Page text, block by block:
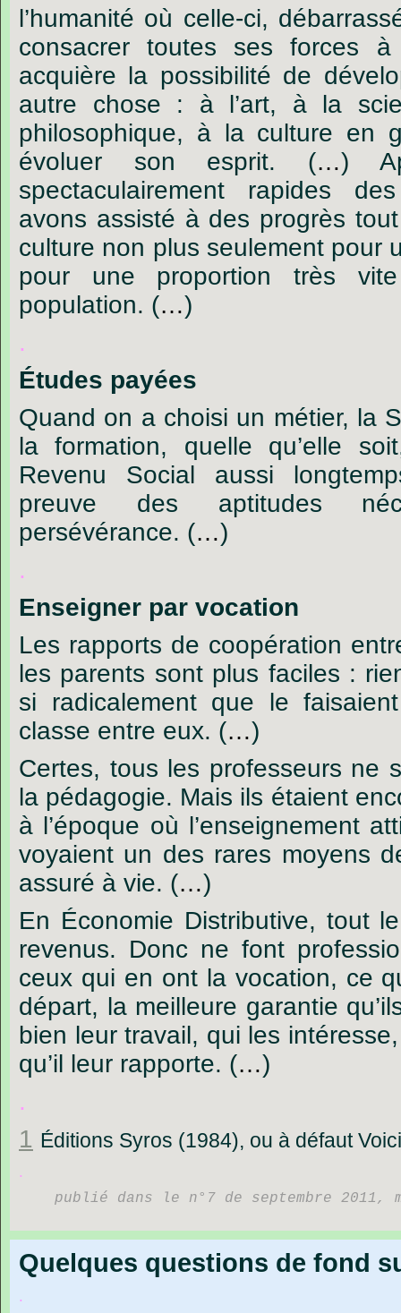
l’humanité où celle-ci,
consacrer
toutes ses forces
à
acquière la possibilité de
autre
chose : à l’art, à la
philosophique, à la culture en
évoluer
son esprit. (…)
spectaculairement
rapides
des
avons assisté à des progrès tout
culture non plus seulement pour
pour
une proportion très
vite
population. (…)
.
Études payées
Quand on a choisi un métier, la
la formation, quelle qu’elle
Revenu
Social aussi
preuve
des aptitudes
persévérance. (…)
.
Enseigner par vocation
Les rapports de coopération
les parents sont plus faciles :
si
radicalement que le faisaient
classe entre eux. (…)
Certes, tous les professeurs ne
la pédagogie. Mais ils étaient
à l’époque où l’enseignement
voyaient un des rares moyens
assuré à vie. (…)
En Économie Distributive, tout le
revenus. Donc ne font
ceux qui en ont la vocation, ce
départ, la meilleure garantie
bien leur travail, qui les intéresse,
qu’il leur rapporte. (…)
.
1 Éditions Syros (1984), ou à défaut
.
publié dans le n°7 de septembre
Quelques questions de fond
.